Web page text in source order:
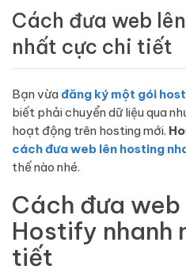
TÊN MIỀN
EMAIL SERVER
SSL
Cách đưa web
nhất cực chi tiết
Bạn vừađăng ký một gói
biết phải chuyển dữ liệu qua
hoạt động trên hosting mới.
cách đưa web lên hosting
thế nào nhé.
Cách đưa
Hostify nhanh
tiết